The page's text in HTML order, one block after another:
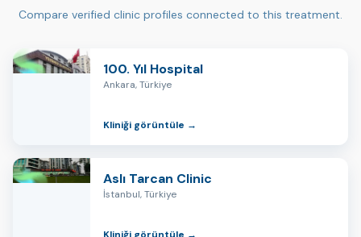
Compare verified clinic profiles connected to this treatment.
100. Yıl Hospital
Ankara, Türkiye
Kliniği görüntüle →
Aslı Tarcan Clinic
İstanbul, Türkiye
Kliniği görüntüle →